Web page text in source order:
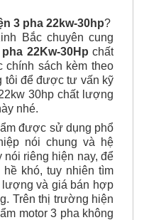
3 pha 22kw-30hp? ​
Bắc chuyên cung
22Kw-30Hp chất
chính sách kèm theo
tôi để được tư vấn kỹ
30hp chất lượng
nhé.
được sử dụng phổ
nói chung và hệ
nói riêng hiện nay, để
khó, tuy nhiên tìm
và giá bán hợp
Trên thị trường hiện
motor 3 pha không